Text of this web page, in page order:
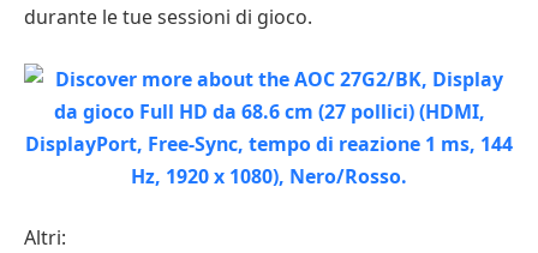
durante le tue sessioni di gioco.
Altri: